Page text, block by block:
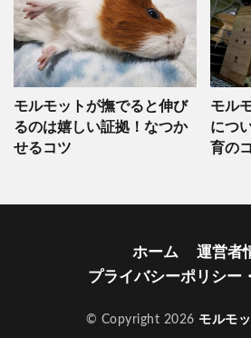
モルモットが撫でると伸び
るのは嬉しい証拠！なつか
せるコツ
モル
につ
育の
ホーム
運営者
プライバシーポリシー
© Copyright 2026 モルモ